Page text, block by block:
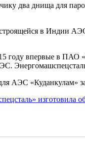
два днища для
в Индии
году впервые в ПАО
«Куданкулам»
изготовила